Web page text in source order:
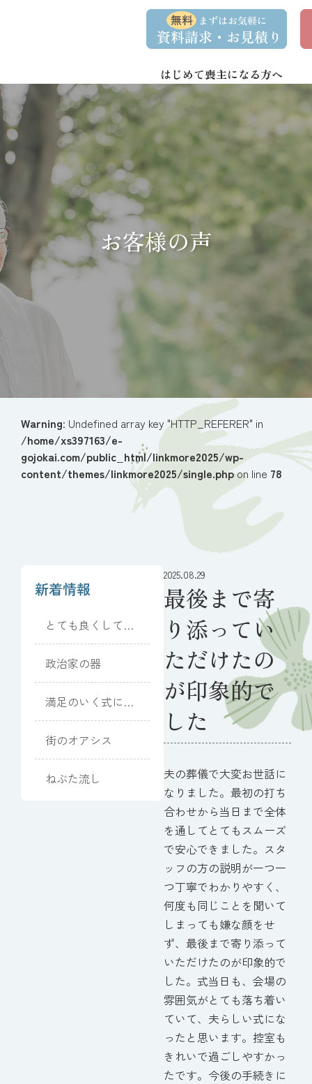
へ
ス
キ
ッ
プ
ョ
ン
に
移
動
資
求
問
い
合
せ
事
談
はじめて喪主になる方へ
お客様の声
Warning: Undefined array key "HTTP_REFERER" in
/home/xs397163/e-
gojokai.com/public_html/linkmore2025/wp-
content/themes/linkmore2025/single.phpon line 78
新着情報
とても良くしてい
ただきました
政治家の器
満足のいく式にな
りました
街のオアシス
ねぶた流し
2025.08.29
最後まで寄
り添ってい
ただけたの
が印象的で
した
夫の葬儀で大変お世話に
なりました。最初の打ち
合わせから当日まで全体
を通してとてもスムーズ
で安心できました。スタ
ッフの方の説明が一つ一
つ丁寧でわかりやすく、
何度も同じことを聞いて
しまっても嫌な顔をせ
ず、最後まで寄り添って
いただけたのが印象的で
した。式当日も、会場の
雰囲気がとても落ち着い
ていて、夫らしい式にな
ったと思います。控室も
きれいで過ごしやすかっ
たです。今後の手続きに